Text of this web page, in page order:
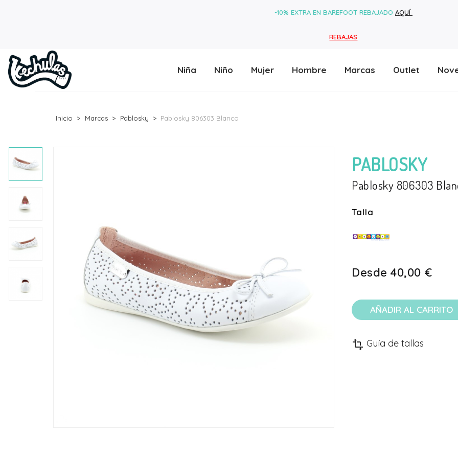
-10% EXTRA EN BAREFOOT REBAJADO AQUÍ
REBAJAS
Niña Niño Mujer Hombre Marcas Outlet
Inicio Marcas Pablosky Pablosky 806303 Blanco
PABLOSKY
Pablosky 806303
Talla
Desde 40,00 €
AÑADIR AL CARRITO
transform Guía de tallas